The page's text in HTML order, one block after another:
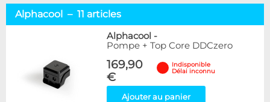
Marque
Alphacool
2
Disponibilité / Promotions
Articles en stock
Articles en promotions
Alphacool – 11 articles
Alphacool -
Pompe + Top Core DDCzero
169,90
€
Indisponible
Délai inconnu
Ajouter au panier